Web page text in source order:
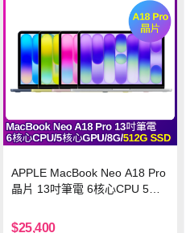
APPLE MacBook Neo A18 Pro
晶片 13吋筆電 6核心CPU 5核
$25,400